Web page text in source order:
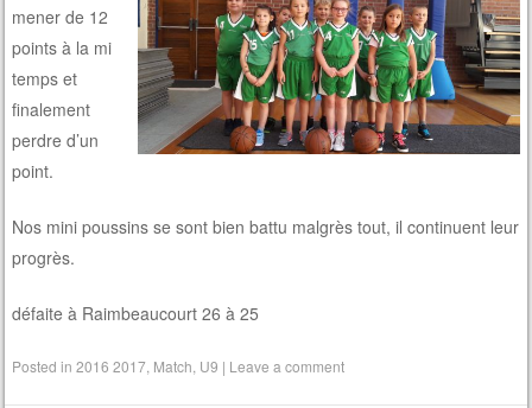
mener de 12
points à la mi
temps et
finalement
perdre d’un
point.
Nos mini poussins se sont bien battu malgrès tout, il continuent leur
progrès.
défaite à Raimbeaucourt 26 à 25
Posted in2016 2017 Match U9 | Leave a comment